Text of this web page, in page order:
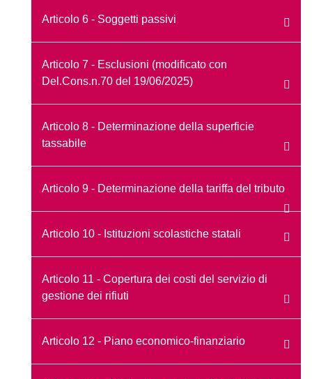
Articolo 6 - Soggetti passivi
Articolo 7 - Esclusioni (modificato con
Del.Cons.n.70 del 19/06/2025)
Articolo 8 - Determinazione della superficie
tassabile
Articolo 9 - Determinazione della tariffa del tributo
Articolo 10 - Istituzioni scolastiche statali
Articolo 11 - Copertura dei costi del servizio di
gestione dei rifiuti
Articolo 12 - Piano economico-finanziario